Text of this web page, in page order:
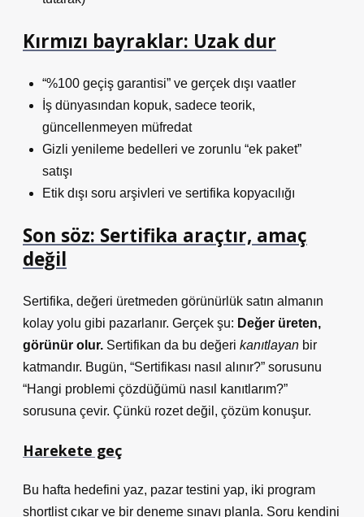
Kırmızı bayraklar: Uzak dur
“%100 geçiş garantisi” ve gerçek dışı vaatler
İş dünyasından kopuk, sadece teorik,
güncellenmeyen müfredat
Gizli yenileme bedelleri ve zorunlu “ek paket”
satışı
Etik dışı soru arşivleri ve sertifika kopyacılığı
Son söz: Sertifika araçtır, amaç
değil
Sertifika, değeri üretmeden görünürlük satın almanın
kolay yolu gibi pazarlanır. Gerçek şu: Değer üreten,
görünür olur. Sertifikan da bu değeri kanıtlayan bir
katmandır. Bugün, “Sertifikası nasıl alınır?” sorusunu
“Hangi problemi çözdüğümü nasıl kanıtlarım?”
sorusuna çevir. Çünkü rozet değil, çözüm konuşur.
Harekete geç
Bu hafta hedefini yaz, pazar testini yap, iki program
shortlist çıkar ve bir deneme sınavı planla. Soru kendini